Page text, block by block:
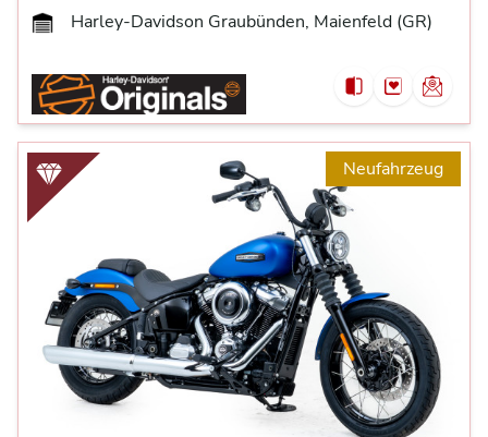
Harley-Davidson Graubünden, Maienfeld (GR)
Neufahrzeug